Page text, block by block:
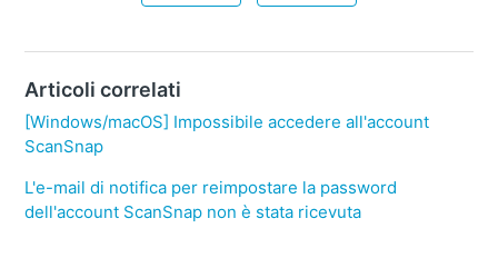
Articoli correlati
[Windows/macOS] Impossibile accedere all'account
ScanSnap
L'e-mail di notifica per reimpostare la password
dell'account ScanSnap non è stata ricevuta